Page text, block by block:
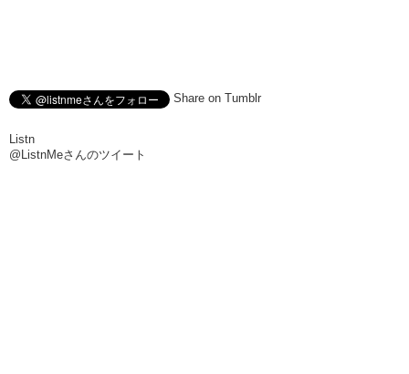
Share on Tumblr
Listn
@ListnMeさんのツイート